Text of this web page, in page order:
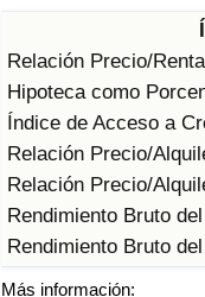
Relación Precio/
Hipoteca como
Índice de Acceso a
Relación Precio/
Relación Precio/
Rendimiento Bruto
Rendimiento Bruto
Más información:
Índice de Sanidad
Índice de
Índice de